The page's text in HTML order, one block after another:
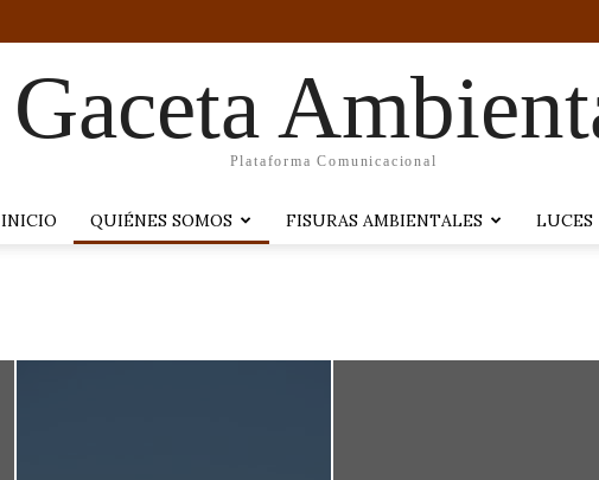
Gaceta
Plataforma Comunicacional
INICIO QUIÉNES SOMOS FISURAS AMBIENTALES LUCES